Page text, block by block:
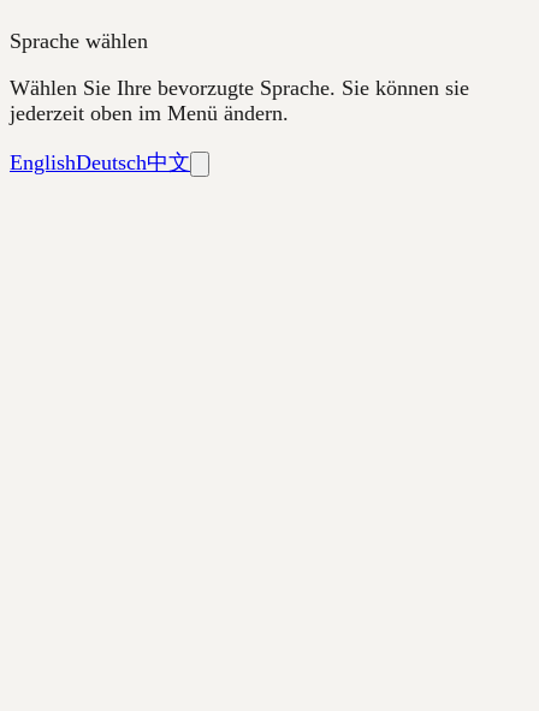
Sprache wählen
Wählen Sie Ihre bevorzugte Sprache. Sie können sie
jederzeit oben im Menü ändern.
EnglishDeutsch中文